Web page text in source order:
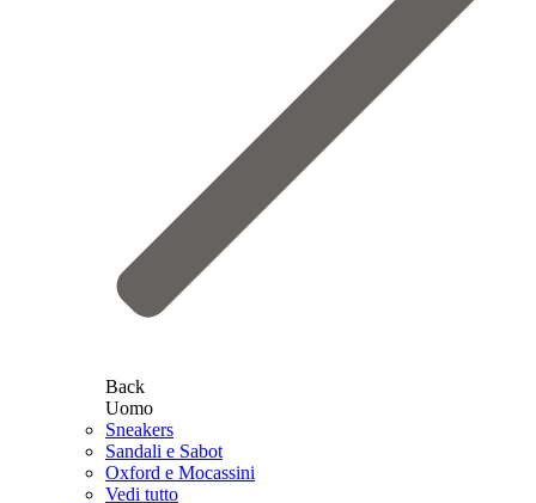
Back
Uomo
Sneakers
Sandali e Sabot
Oxford e Mocassini
Vedi tutto